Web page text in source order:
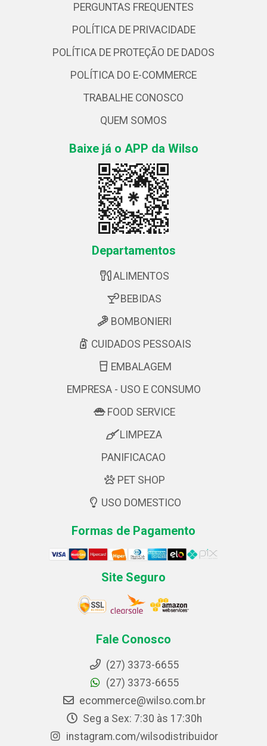
PERGUNTAS FREQUENTES
POLÍTICA DE PRIVACIDADE
POLÍTICA DE PROTEÇÃO DE DADOS
POLÍTICA DO E-COMMERCE
TRABALHE CONOSCO
QUEM SOMOS
Baixe já o APP da Wilso
Departamentos
ALIMENTOS
BEBIDAS
BOMBONIERI
CUIDADOS PESSOAIS
EMBALAGEM
EMPRESA - USO E CONSUMO
FOOD SERVICE
LIMPEZA
PANIFICACAO
PET SHOP
USO DOMESTICO
Formas de Pagamento
Site Seguro
Fale Conosco
(27) 3373-6655
(27) 3373-6655
ecommerce@wilso.com.br
Seg a Sex: 7:30 às 17:30h
instagram.com/wilsodistribuidor